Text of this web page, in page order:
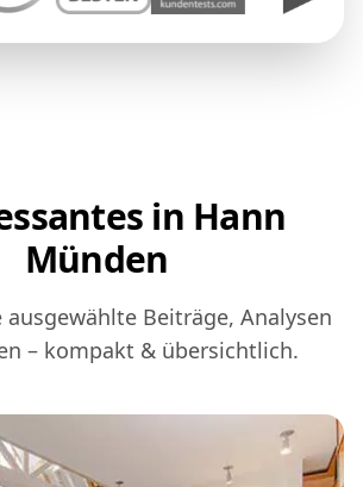
in Hann
Münden
ausgewählte Beiträge, Analysen
– kompakt & übersichtlich.